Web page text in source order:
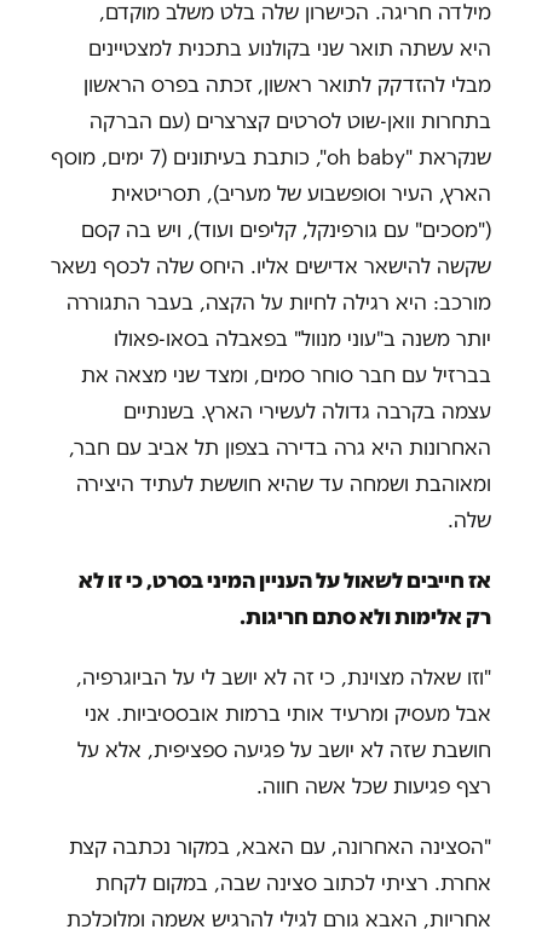
מילדה חריגה. הכישרון שלה בלט משלב מוקדם,
היא עשתה תואר שני בקולנוע בתכנית למצטיינים
מבלי להזדקק לתואר ראשון, זכתה בפרס הראשון
בתחרות וואן-שוט לסרטים קצרצרים (עם הברקה
שנקראת "oh baby", כותבת בעיתונים (7 ימים, מוסף
הארץ, העיר וסופשבוע של מעריב), תסריטאית
("מסכים" עם גורפינקל, קליפים ועוד), ויש בה קסם
שקשה להישאר אדישים אליו. היחס שלה לכסף נשאר
מורכב: היא רגילה לחיות על הקצה, בעבר התגוררה
יותר משנה ב"עוני מנוול" בפאבלה בסאו-פאולו
בברזיל עם חבר סוחר סמים, ומצד שני מצאה את
עצמה בקרבה גדולה לעשירי הארץ. בשנתיים
האחרונות היא גרה בדירה בצפון תל אביב עם חבר,
ומאוהבת ושמחה עד שהיא חוששת לעתיד היצירה
שלה.
אז חייבים לשאול על העניין המיני בסרט, כי זו לא
רק אלימות ולא סתם חריגות.
"וזו שאלה מצוינת, כי זה לא יושב לי על הביוגרפיה,
אבל מעסיק ומרעיד אותי ברמות אובססיביות. אני
חושבת שזה לא יושב על פגיעה ספציפית, אלא על
רצף פגיעות שכל אשה חווה.
"הסצינה האחרונה, עם האבא, במקור נכתבה קצת
אחרת. רציתי לכתוב סצינה שבה, במקום לקחת
אחריות, האבא גורם לגילי להרגיש אשמה ומלוכלכת